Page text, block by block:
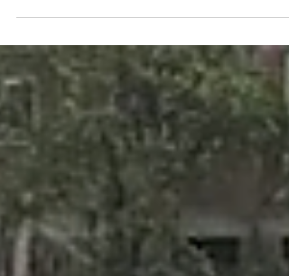
Así quedó ratificado al momento en que Yanina Nano
del Gobierno Nacional, y el...